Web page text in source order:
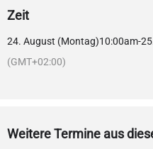
Zeit
24. August (Montag)10:00am-
(GMT+02:00)
Weitere Termine aus